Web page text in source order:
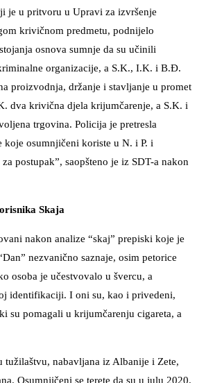
je u pritvoru u Upravi za izvršenje
krivičnom predmetu, podnijelo
osnova sumnje da su učinili
organizacije, a S.K., I.K. i B.Đ.
proizvodnja, držanje i stavljanje u promet
dva krivična djela krijumčarenje, a S.K. i
trgovina. Policija je pretresla
koje osumnjičeni koriste u N. i P. i
postupak”, saopšteno je iz SDT-a nakon
Skaja
nakon analize “skaj” prepiski koje je
nezvanično saznaje, osim petorice
osoba je učestvovalo u švercu, a
identifikaciji. I oni su, kao i privedeni,
su pomagali u krijumčarenju cigareta, a
tužilaštvu, nabavljana iz Albanije i Zete,
Osumnjičeni se terete da su u julu 2020.